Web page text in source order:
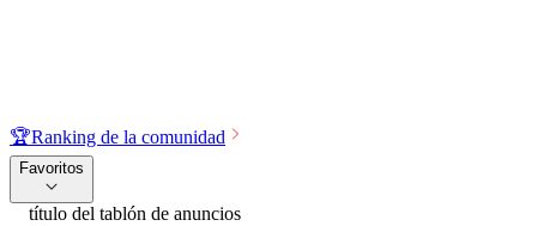
🏆Ranking de la comunidad
Favoritos
título del tablón de anuncios